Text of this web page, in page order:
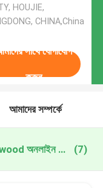
HOUJIE,
CHINA,China
সাথে যোগাযোগ
করুন
আমাদের সম্পর্কে
lightweight bamboo flooring wood অনলাইন উত্পাদন (7)